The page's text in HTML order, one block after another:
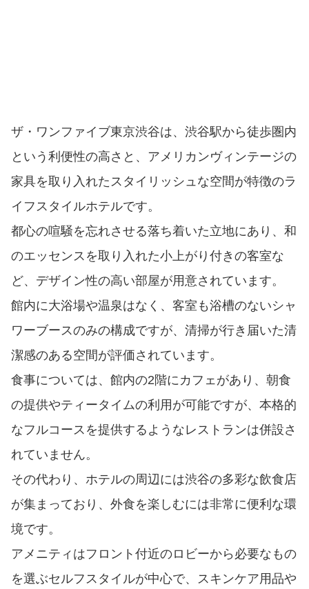
ザ・ワンファイブ東京渋谷は、渋谷駅から徒歩圏内
という利便性の高さと、アメリカンヴィンテージの
家具を取り入れたスタイリッシュな空間が特徴のラ
イフスタイルホテルです。
都心の喧騒を忘れさせる落ち着いた立地にあり、和
のエッセンスを取り入れた小上がり付きの客室な
ど、デザイン性の高い部屋が用意されています。
館内に大浴場や温泉はなく、客室も浴槽のないシャ
ワーブースのみの構成ですが、清掃が行き届いた清
潔感のある空間が評価されています。
食事については、館内の2階にカフェがあり、朝食
の提供やティータイムの利用が可能ですが、本格的
なフルコースを提供するようなレストランは併設さ
れていません。
その代わり、ホテルの周辺には渋谷の多彩な飲食店
が集まっており、外食を楽しむには非常に便利な環
境です。
アメニティはフロント付近のロビーから必要なもの
を選ぶセルフスタイルが中心で、スキンケア用品や